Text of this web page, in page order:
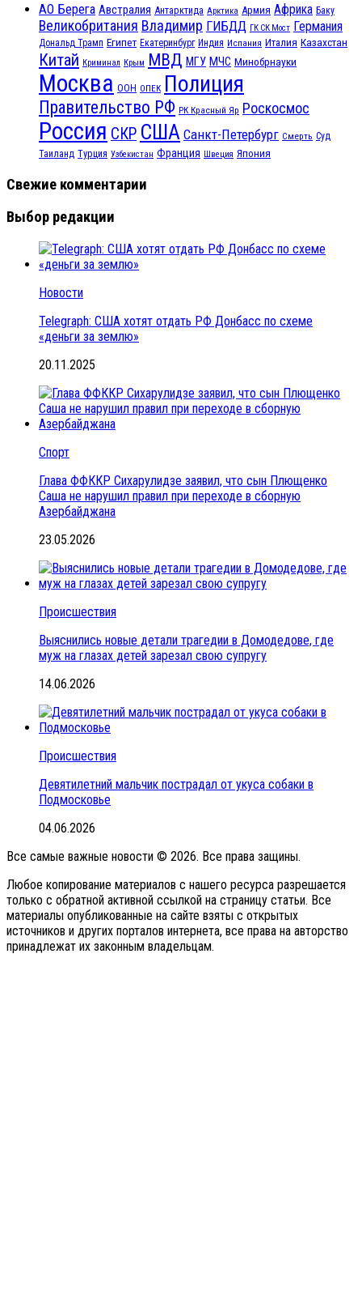
АО Берега Австралия Антарктида Арктика Армия Африка Баку
Великобритания Владимир ГИБДД ГК СК Мост Германия
Дональд Трамп Египет Екатеринбург Индия Испания Италия Казахстан
Китай Криминал Крым МВД МГУ МЧС Минобрнауки
Москва ООН ОПЕК Полиция
Правительство РФ РК Красный Яр Роскосмос
Россия СКР США Санкт-Петербург Смерть Суд
Таиланд Турция Узбекистан Франция Швеция Япония
Свежие комментарии
Выбор редакции
Новости
Telegraph: США хотят отдать РФ Донбасс по схеме
«деньги за землю»
20.11.2025
Спорт
Глава ФФККР Сихарулидзе заявил, что сын Плющенко
Саша не нарушил правил при переходе в сборную
Азербайджана
23.05.2026
Происшествия
Выяснились новые детали трагедии в Домодедове, где
муж на глазах детей зарезал свою супругу
14.06.2026
Происшествия
Девятилетний мальчик пострадал от укуса собаки в
Подмосковье
04.06.2026
Все самые важные новости © 2026. Все права защины.
Любое копирование материалов с нашего ресурса разрешается
только с обратной активной ссылкой на страницу статьи. Все
материалы опубликованные на сайте взяты с открытых
источников и других порталов интернета, все права на авторство
принадлежат их законным владельцам.